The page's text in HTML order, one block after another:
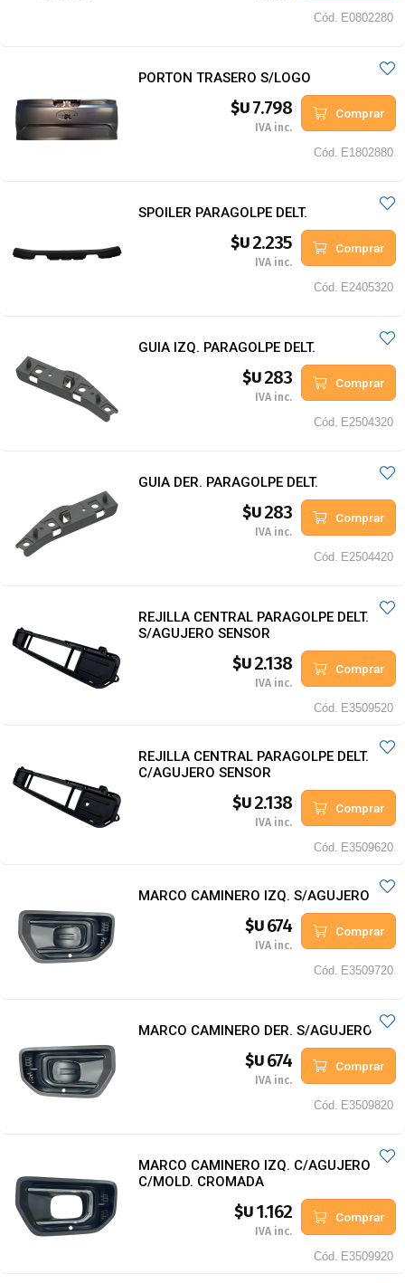
Cód. E0802280
PORTON TRASERO S/LOGO
$U7.798
IVA inc.
Comprar
Cód. E1802880
SPOILER PARAGOLPE DELT.
$U2.235
IVA inc.
Comprar
Cód. E2405320
GUIA IZQ. PARAGOLPE DELT.
$U283
IVA inc.
Comprar
Cód. E2504320
GUIA DER. PARAGOLPE DELT.
$U283
IVA inc.
Comprar
Cód. E2504420
REJILLA CENTRAL PARAGOLPE DELT.
S/AGUJERO SENSOR
$U2.138
IVA inc.
Comprar
Cód. E3509520
REJILLA CENTRAL PARAGOLPE DELT.
C/AGUJERO SENSOR
$U2.138
IVA inc.
Comprar
Cód. E3509620
MARCO CAMINERO IZQ. S/AGUJERO
$U674
IVA inc.
Comprar
Cód. E3509720
MARCO CAMINERO DER. S/AGUJERO
$U674
IVA inc.
Comprar
Cód. E3509820
MARCO CAMINERO IZQ. C/AGUJERO
C/MOLD. CROMADA
$U1.162
IVA inc.
Comprar
Cód. E3509920